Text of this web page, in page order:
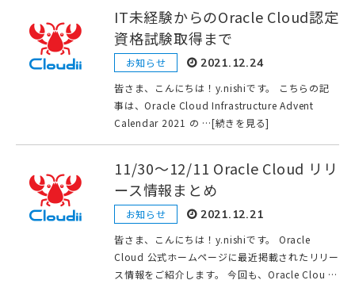
IT未経験からのOracle Cloud認定
資格試験取得まで
お知らせ 2021.12.24
皆さま、こんにちは！y.nishiです。 こちらの記
事は、Oracle Cloud Infrastructure Advent
Calendar 2021 の …[続きを見る]
11/30〜12/11 Oracle Cloud リリ
ース情報まとめ
お知らせ 2021.12.21
皆さま、こんにちは！y.nishiです。 Oracle
Cloud 公式ホームページに最近掲載されたリリー
ス情報をご紹介します。 今回も、Oracle Clou …